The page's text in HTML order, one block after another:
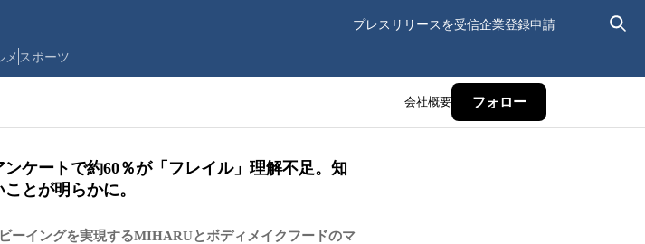
プレスリリースを受信企業登録申請
メ スポーツ
会社概要 フォロー
ケートで約60％が「フレイル」理解不足。知
とが明らかに。
ーイングを実現するMIHARUとボディメイクフードのマ